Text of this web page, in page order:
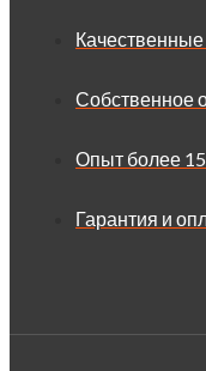
Собственное
Опыт более 15
Гарантия и